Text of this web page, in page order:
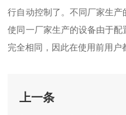
行自动控制了。不同厂家生
使同一厂家生产的设备由于
完全相同，因此在使用前用户
上一条